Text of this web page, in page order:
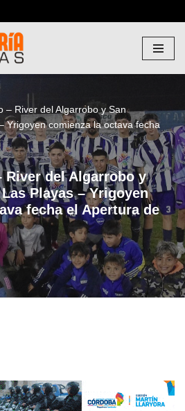
– River del Algarrobo y San
Yrigoyen comienza la octava fecha
River del Algarrobo y
Playas – Yrigoyen
fecha el Apertura de